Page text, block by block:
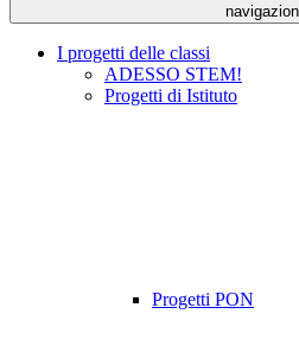
I progetti delle classi
ADESSO STEM!
Progetti di Istituto
Progetti PON